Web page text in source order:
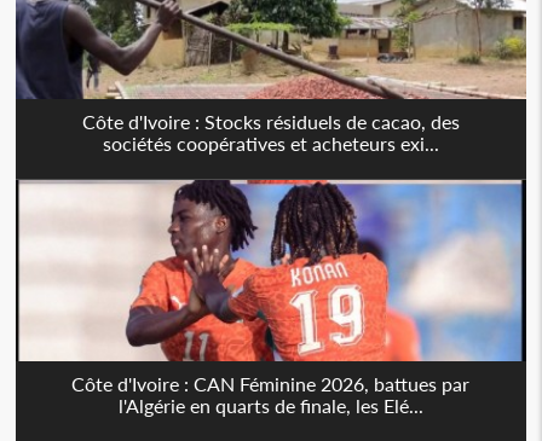
Côte d'Ivoire : Stocks résiduels de cacao, des
sociétés coopératives et acheteurs exi...
Côte d'Ivoire : CAN Féminine 2026, battues par
l'Algérie en quarts de finale, les Elé...